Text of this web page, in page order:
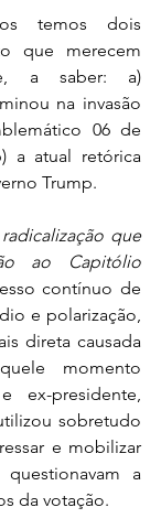
temos dois
que merecem
a saber: a)
na invasão
06 de
a atual retórica
Trump.
que
ao Capitólio
contínuo de
e polarização,
direta causada
momento
ex-presidente,
sobretudo
e mobilizar
a
da votação.